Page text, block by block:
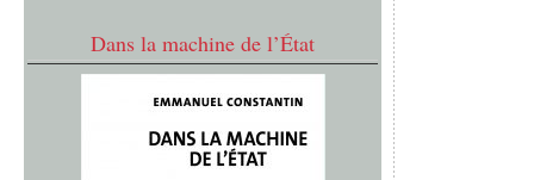
Dans la machine de l’État